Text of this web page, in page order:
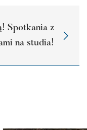
Spotkania z
na studia!